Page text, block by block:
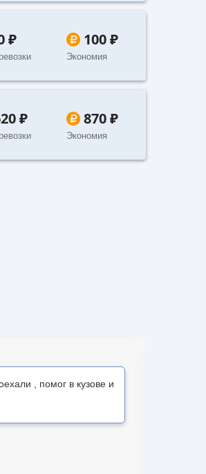
₽ 100 ₽
Экономия
₽ 870 ₽
Экономия
, помог в кузове и